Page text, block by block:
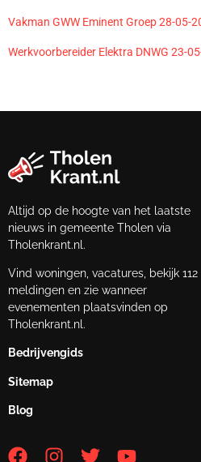
Vakman GWW Eminent Groep 28-05-
Werkvoorbereider Elektra DNWG 23-
Altijd op de hoogte van het laatste
nieuws in gemeente Tholen via
Tholenkrant.nl.
Vind woningen, vacatures, bekijk 112
meldingen en zie wanneer
evenementen plaatsvinden op
Tholenkrant.nl.
Bedrijvengids
Sitemap
Blog